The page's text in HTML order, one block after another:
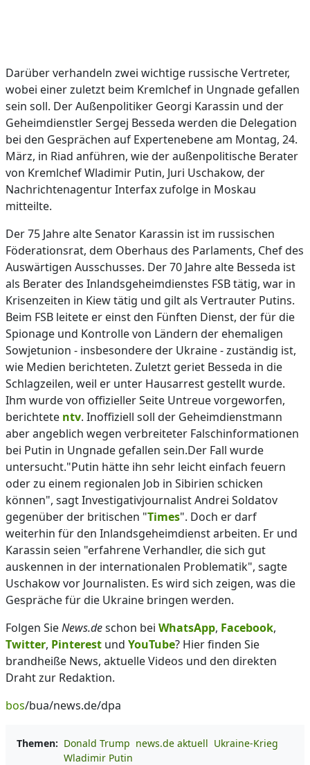
Darüber verhandeln zwei wichtige russische Vertreter,
wobei einer zuletzt beim Kremlchef in Ungnade gefallen
sein soll. Der Außenpolitiker Georgi Karassin und der
Geheimdienstler Sergej Besseda werden die Delegation
bei den Gesprächen auf Expertenebene am Montag, 24.
März, in Riad anführen, wie der außenpolitische Berater
von Kremlchef Wladimir Putin, Juri Uschakow, der
Nachrichtenagentur Interfax zufolge in Moskau
mitteilte.
Der 75 Jahre alte Senator Karassin ist im russischen
Föderationsrat, dem Oberhaus des Parlaments, Chef des
Auswärtigen Ausschusses. Der 70 Jahre alte Besseda ist
als Berater des Inlandsgeheimdienstes FSB tätig, war in
Krisenzeiten in Kiew tätig und gilt als Vertrauter Putins.
Beim FSB leitete er einst den Fünften Dienst, der für die
Spionage und Kontrolle von Ländern der ehemaligen
Sowjetunion - insbesondere der Ukraine - zuständig ist,
wie Medien berichteten. Zuletzt geriet Besseda in die
Schlagzeilen, weil er unter Hausarrest gestellt wurde.
Ihm wurde von offizieller Seite Untreue vorgeworfen,
berichtete ntv. Inoffiziell soll der Geheimdienstmann
aber angeblich wegen verbreiteter Falschinformationen
bei Putin in Ungnade gefallen sein.Der Fall wurde
untersucht."Putin hätte ihn sehr leicht einfach feuern
oder zu einem regionalen Job in Sibirien schicken
können", sagt Investigativjournalist Andrei Soldatov
gegenüber der britischen "Times". Doch er darf
weiterhin für den Inlandsgeheimdienst arbeiten. Er und
Karassin seien "erfahrene Verhandler, die sich gut
auskennen in der internationalen Problematik", sagte
Uschakow vor Journalisten. Es wird sich zeigen, was die
Gespräche für die Ukraine bringen werden.
Folgen SieNews.deschon bei WhatsApp, Facebook,
Twitter, Pinterest und YouTube? Hier finden Sie
brandheiße News, aktuelle Videos und den direkten
Draht zur Redaktion.
bos/bua/news.de/dpa
Themen: Donald Trump news.de aktuell Ukraine-Krieg
Wladimir Putin